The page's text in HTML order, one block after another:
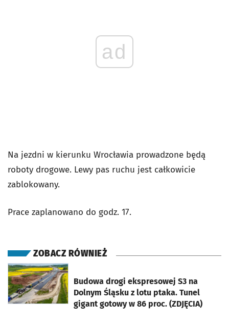
ad
Na jezdni w kierunku Wrocławia prowadzone będą
roboty drogowe. Lewy pas ruchu jest całkowicie
zablokowany.
Prace zaplanowano do godz. 17.
ZOBACZ RÓWNIEŻ
Budowa drogi ekspresowej S3 na
Dolnym Śląsku z lotu ptaka. Tunel
gigant gotowy w 86 proc. (ZDJĘCIA)
otworzy się w nowej karcie